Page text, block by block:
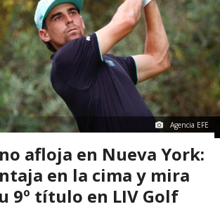
Agencia EFE
afloja en Nueva York:
en la cima y mira
9º título en LIV Golf